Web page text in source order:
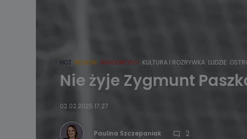
HOT REGION WIADOMOŚCI KULTURA I ROZRYWKA LUDZIE
Nie żyje Zygmunt
02.02.2025 17:27
Paulina Szczepaniak 2